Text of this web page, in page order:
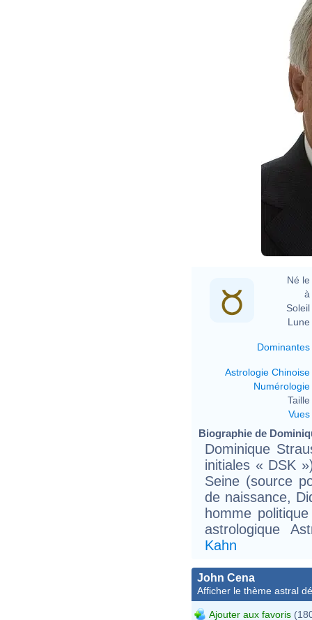
Né le
à
Soleil
Lune
Dominantes
Astrologie Chinoise
Numérologie
Taille
Vues
Biographie de
Dominique
initiales « DSK
Seine (source
de naissance,
homme
astrologique
Kahn
John Cena
Afficher le thème astral
Ajouter aux favoris